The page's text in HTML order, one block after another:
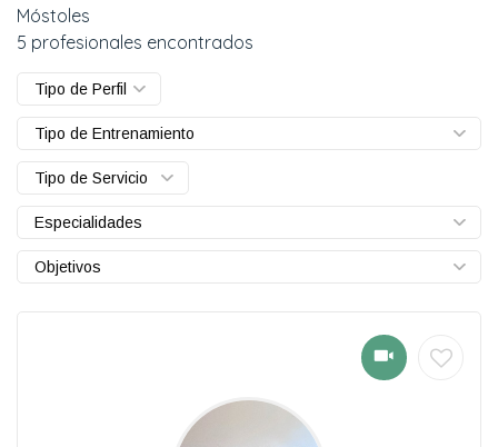
Móstoles
5 profesionales encontrados
Tipo de Perfil
Tipo de Entrenamiento
Tipo de Servicio
Especialidades
Objetivos